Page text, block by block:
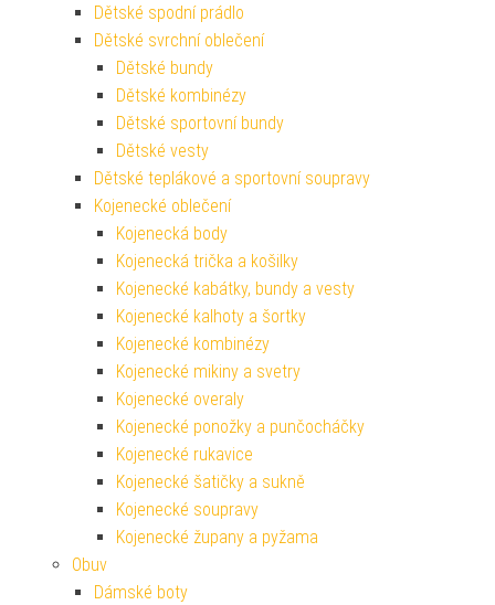
Dětské spodní prádlo
Dětské svrchní oblečení
Dětské bundy
Dětské kombinézy
Dětské sportovní bundy
Dětské vesty
Dětské teplákové a sportovní soupravy
Kojenecké oblečení
Kojenecká body
Kojenecká trička a košilky
Kojenecké kabátky, bundy a vesty
Kojenecké kalhoty a šortky
Kojenecké kombinézy
Kojenecké mikiny a svetry
Kojenecké overaly
Kojenecké ponožky a punčocháčky
Kojenecké rukavice
Kojenecké šatičky a sukně
Kojenecké soupravy
Kojenecké župany a pyžama
Obuv
Dámské boty